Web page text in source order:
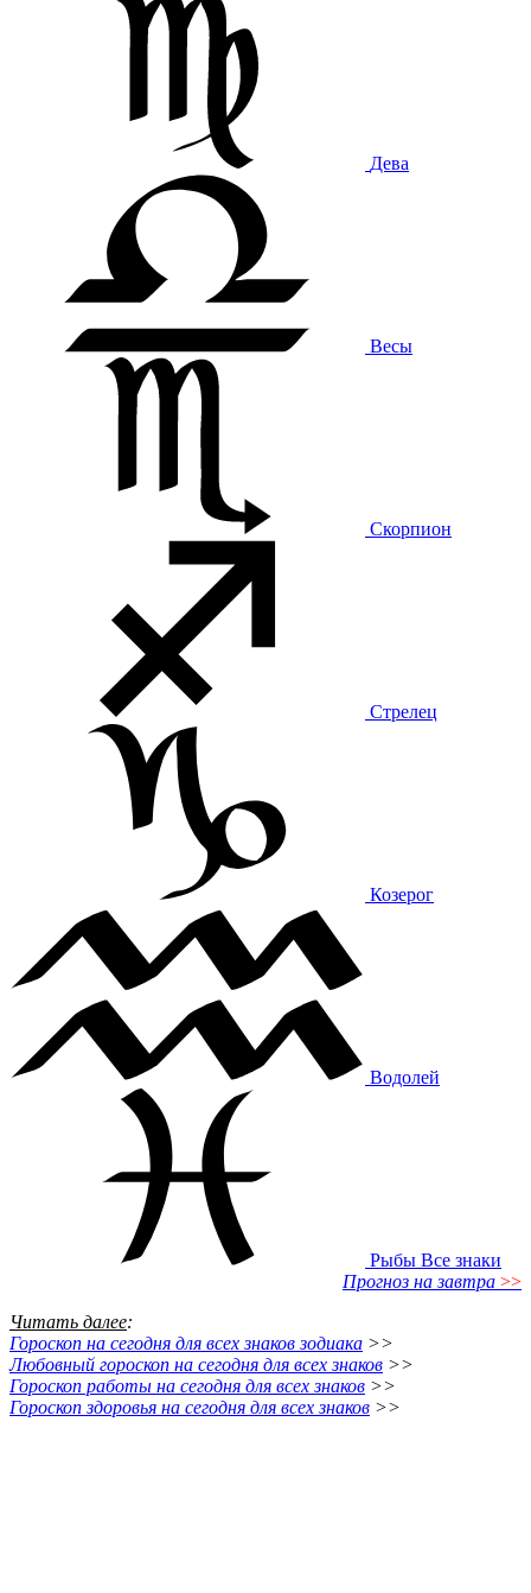
Дева
Весы
Скорпион
Стрелец
Козерог
Водолей
Рыбы Все знаки
Прогноз на завтра >>
Читать далее:
Гороскоп на сегодня для всех знаков зодиака >>
Любовный гороскоп на сегодня для всех знаков >>
Гороскоп работы на сегодня для всех знаков >>
Гороскоп здоровья на сегодня для всех знаков >>